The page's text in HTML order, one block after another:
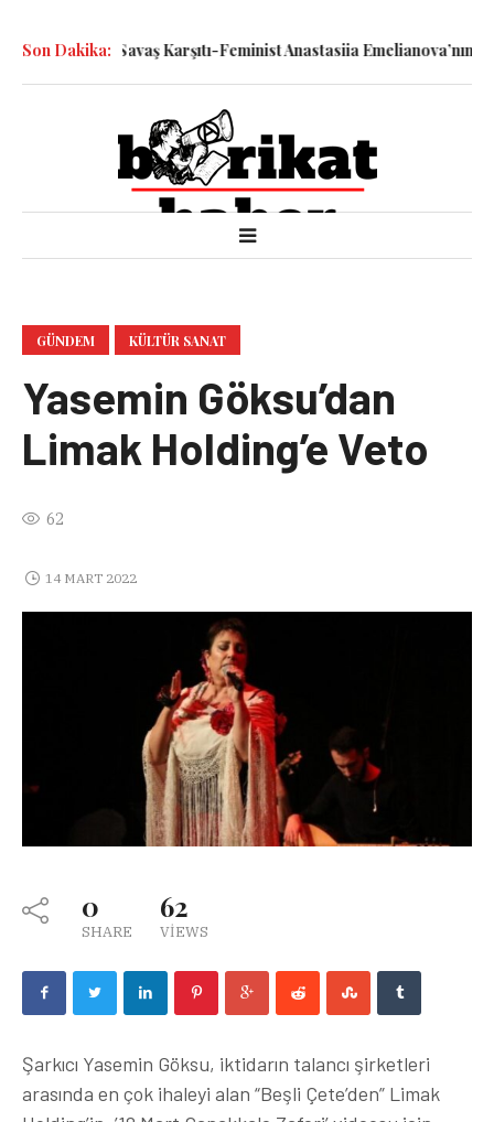
Son Dakika:Savaş Karşıtı-Feminist Anastasiia Emelianova’nın
GÜNDEM KÜLTÜR SANAT
Yasemin Göksu’dan
Limak Holding’e Veto
62
14 MART 2022
0
SHARE
62
VIEWS
Şarkıcı Yasemin Göksu, iktidarın talancı şirketleri
arasında en çok ihaleyi alan “Beşli Çete’den” Limak